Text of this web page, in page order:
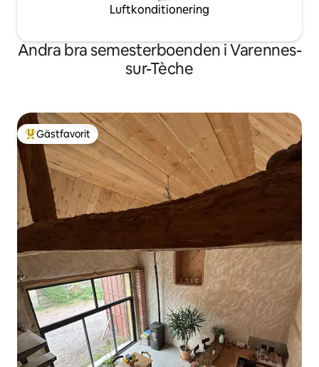
Luftkonditionering
Andra bra semesterboenden i Varennes-
sur-Tèche
Populär gästfavorit
Gästfavorit